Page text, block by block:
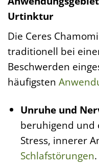
Urtinktur
Die Ceres
traditionell bei
Beschwerden
häufigsten
Unruhe und
beruhigend und
Stress, innerer
Schlafstörungen.